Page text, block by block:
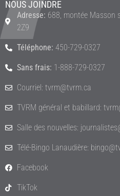
NOUS JOINDRE
Adresse: 688, montée Masson
2Z9
Téléphone: 450-729-0327
Sans frais: 1-888-729-0327
Courriel: tvrm@tvrm.ca
TVRM général et babillard:
Salle des nouvelles:
Télé-Bingo Lanaudière:
Facebook
TikTok